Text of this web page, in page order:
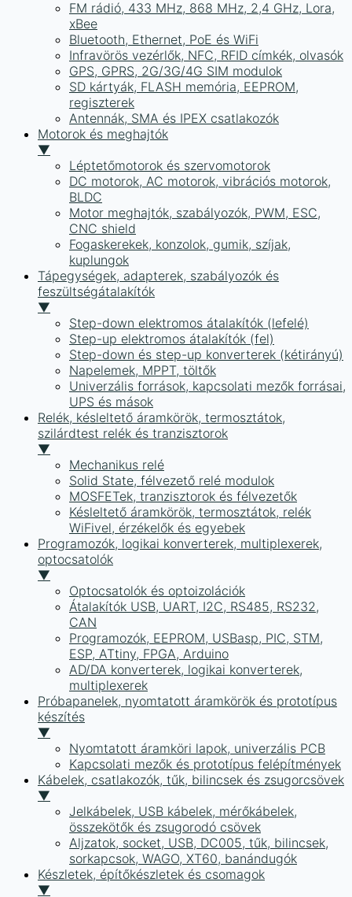
FM rádió, 433 MHz, 868 MHz, 2,4 GHz, Lora,
xBee
Bluetooth, Ethernet, PoE és WiFi
Infravörös vezérlők, NFC, RFID címkék, olvasók
GPS, GPRS, 2G/3G/4G SIM modulok
SD kártyák, FLASH memória, EEPROM,
regiszterek
Antennák, SMA és IPEX csatlakozók
Motorok és meghajtók
▼
Léptetőmotorok és szervomotorok
DC motorok, AC motorok, vibrációs motorok,
BLDC
Motor meghajtók, szabályozók, PWM, ESC,
CNC shield
Fogaskerekek, konzolok, gumik, szíjak,
kuplungok
Tápegységek, adapterek, szabályozók és
feszültségátalakítók
▼
Step-down elektromos átalakítók (lefelé)
Step-up elektromos átalakítók (fel)
Step-down és step-up konverterek (kétirányú)
Napelemek, MPPT, töltők
Univerzális források, kapcsolati mezők forrásai,
UPS és mások
Relék, késleltető áramkörök, termosztátok,
szilárdtest relék és tranzisztorok
▼
Mechanikus relé
Solid State, félvezető relé modulok
MOSFETek, tranzisztorok és félvezetők
Késleltető áramkörök, termosztátok, relék
WiFivel, érzékelők és egyebek
Programozók, logikai konverterek, multiplexerek,
optocsatolók
▼
Optocsatolók és optoizolációk
Átalakítók USB, UART, I2C, RS485, RS232,
CAN
Programozók, EEPROM, USBasp, PIC, STM,
ESP, ATtiny, FPGA, Arduino
AD/DA konverterek, logikai konverterek,
multiplexerek
Próbapanelek, nyomtatott áramkörök és prototípus
készítés
▼
Nyomtatott áramköri lapok, univerzális PCB
Kapcsolati mezők és prototípus felépítmények
Kábelek, csatlakozók, tűk, bilincsek és zsugorcsövek
▼
Jelkábelek, USB kábelek, mérőkábelek,
összekötők és zsugorodó csövek
Aljzatok, socket, USB, DC005, tűk, bilincsek,
sorkapcsok, WAGO, XT60, banándugók
Készletek, építőkészletek és csomagok
▼